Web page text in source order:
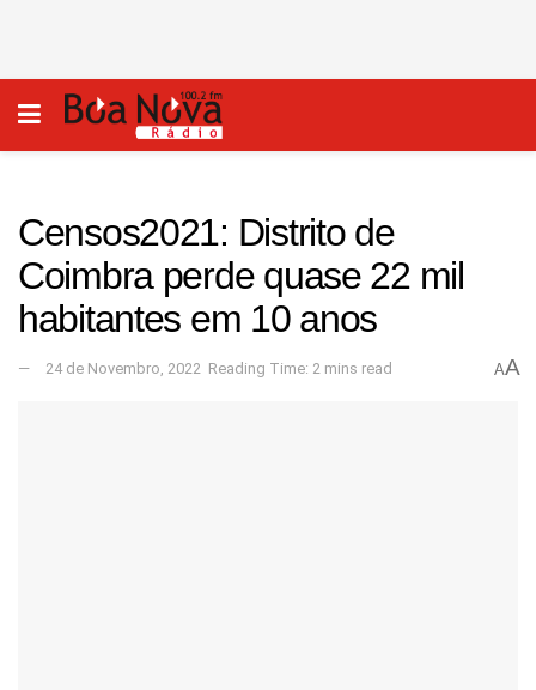
Censos2021: Distrito de
Coimbra perde quase 22 mil
habitantes em 10 anos
24 de Novembro, 2022 Reading Time: 2 mins read AA